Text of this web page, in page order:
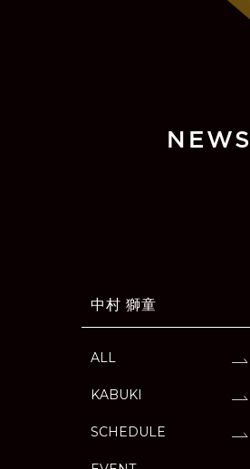
NEWS
中村 獅童
ALL
KABUKI
SCHEDULE